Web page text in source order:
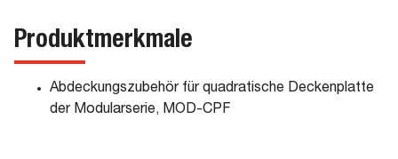
Produktmerkmale
Abdeckungszubehör für quadratische Deckenplatte
der Modularserie, MOD-CPF